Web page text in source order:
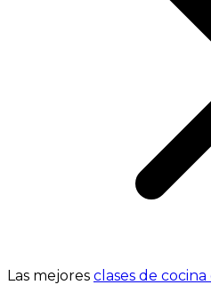
Las mejores clases de